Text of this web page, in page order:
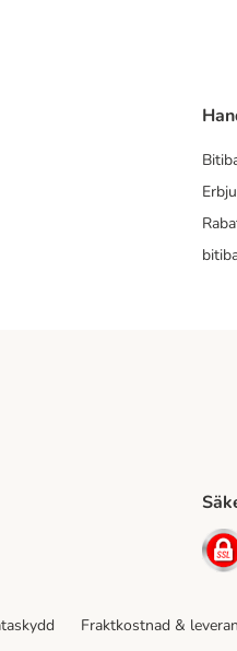
Method
Fraktkostnad &